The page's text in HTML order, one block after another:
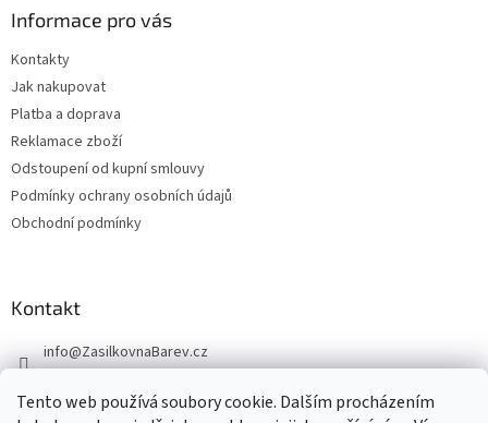
Tento web používá soubory cookie. Dalším procházením
Informace pro vás
Kontakty
Jak nakupovat
Platba a doprava
Reklamace zboží
Odstoupení od kupní smlouvy
Podmínky ochrany osobních údajů
Obchodní podmínky
Kontakt
info@ZasilkovnaBarev.cz